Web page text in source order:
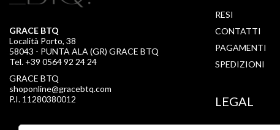
GRACE BTQ
Località Porto, 38
58043 - PUNTA ALA (GR) GRACE BTQ
Tel. +39 0564 92 24 24
GRACE BTQ
shoponline@gracebtq.com
P.I. 11280380012
RESI
CONTATTI
PAGAMENTI
SPEDIZIONI
LEGAL